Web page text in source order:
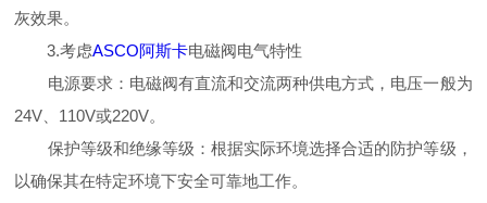
灰效果。
3.考虑ASCO阿斯卡电磁阀电气特性
电源要求：电磁阀有直流和交流两种供电方式，电压一般为
24V、110V或220V。
保护等级和绝缘等级：根据实际环境选择合适的防护等级，
以确保其在特定环境下安全可靠地工作。